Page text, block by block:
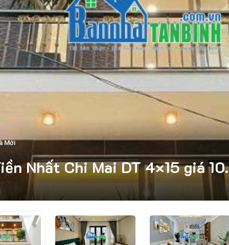
Mới
Nhất Chi Mai DT 4×15 giá